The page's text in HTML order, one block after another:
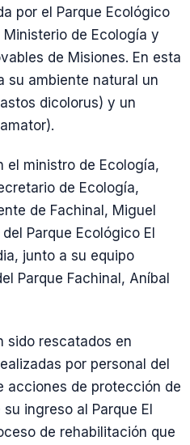
por el Parque Ecológico
Ministerio de Ecología y
de Misiones. En esta
su ambiente natural un
dicolorus) y un
el ministro de Ecología,
de Ecología,
de Fachinal, Miguel
Parque Ecológico El
junto a su equipo
Parque Fachinal, Aníbal
sido rescatados en
por personal del
acciones de protección de
ingreso al Parque El
de rehabilitación que